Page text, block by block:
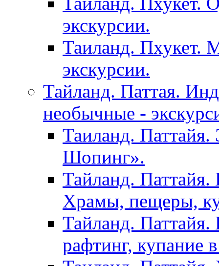
экскурсии.
Таиланд. Пхукет.
экскурсии.
Тайланд. Паттая.
необычные -
Таиланд. Паттайя.
Шопинг».
Тайланд. Паттайя.
Храмы, пещеры,
Тайланд. Паттайя.
рафтинг, купание